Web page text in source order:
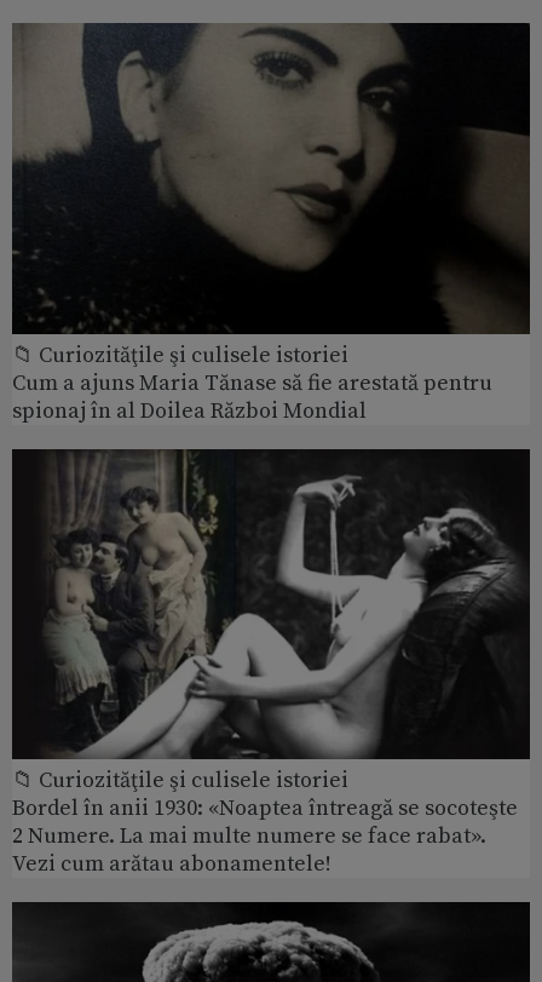
📁 Curiozităţile şi culisele istoriei
Cum a ajuns Maria Tănase să fie arestată pentru
spionaj în al Doilea Război Mondial
📁 Curiozităţile şi culisele istoriei
Bordel în anii 1930: «Noaptea întreagă se socoteşte
2 Numere. La mai multe numere se face rabat».
Vezi cum arătau abonamentele!